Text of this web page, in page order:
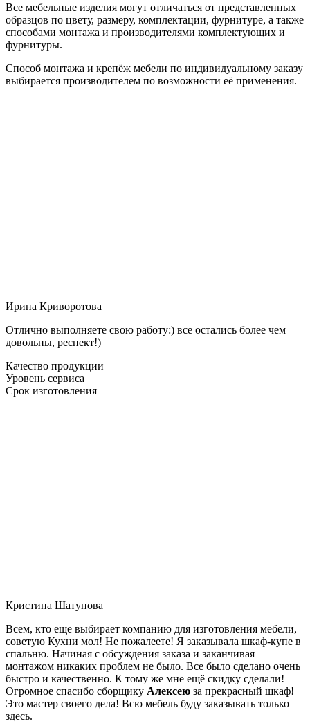
Все мебельные изделия могут отличаться от представленных
образцов по цвету, размеру, комплектации, фурнитуре, а также
способами монтажа и производителями комплектующих и
фурнитуры.
Способ монтажа и крепёж мебели по индивидуальному заказу
выбирается производителем по возможности её применения.
Ирина Криворотова
Отлично выполняете свою работу:) все остались более чем
довольны, респект!)
Качество продукции
Уровень сервиса
Срок изготовления
Кристина Шатунова
Всем, кто еще выбирает компанию для изготовления мебели,
советую Кухни мол! Не пожалеете! Я заказывала шкаф-купе в
спальню. Начиная с обсуждения заказа и заканчивая
монтажом никаких проблем не было. Все было сделано очень
быстро и качественно. К тому же мне ещё скидку сделали!
Огромное спасибо сборщику Алексею за прекрасный шкаф!
Это мастер своего дела! Всю мебель буду заказывать только
здесь.